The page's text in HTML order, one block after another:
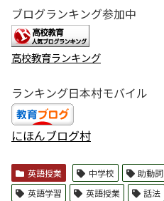
ブログランキング参加中
高校教育ランキング
ランキング日本村モバイル
にほんブログ村
英語授業 中学校 助動詞
英語学習
英語授業 話法